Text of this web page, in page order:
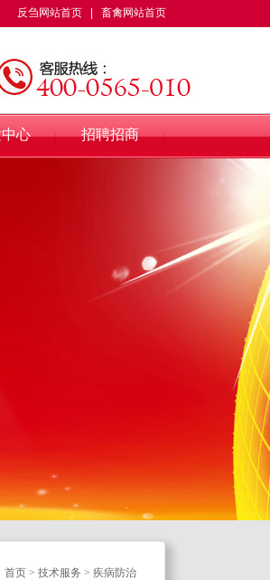
反刍网站首页 畜禽网站首页
心 招聘招商
首页 > 技术服务 > 疾病防治